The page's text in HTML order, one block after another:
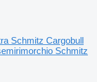
Schmitz Cargobull
Schmitz